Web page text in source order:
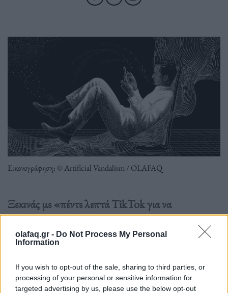
olafaq.gr - Do Not Process My Personal
Information
If you wish to opt-out of the sale, sharing to third parties, or
processing of your personal or sensitive information for
targeted advertising by us, please use the below opt-out
Εικονογράφηση: © Artificial Vandalism / OLAFAQ
Ξεκινάς με «πέντε λεπτά TikTok για να
χαλαρώσω» και καταλήγεις να έχεις ξεχάσει το
όνομά σου, την ώρα, και γιατί άνοιξες το κινητό εξ
αρχής. Μια εθιστική οθόνη, ένας αλγόριθμος-
κουλοχέρης και ένα «…λίγο ακόμα» που καταπίνει
την προσοχή σου σαν μαύρη τρύπα.